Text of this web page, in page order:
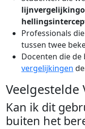
Professionals
tussen twee
Docenten die de
vergelijkingen
Veelgestelde
Kan ik dit
buiten het